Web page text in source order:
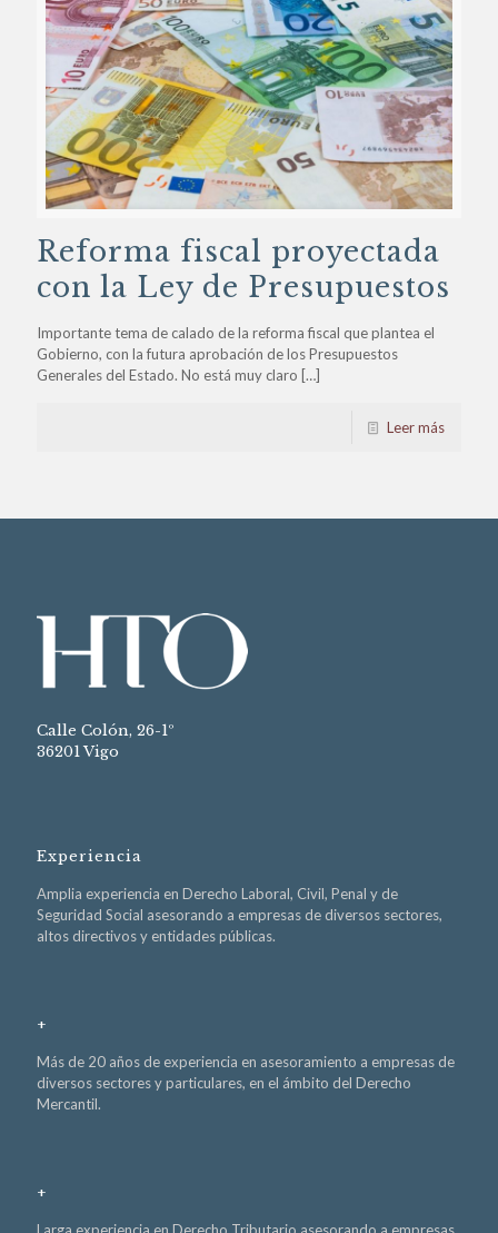
Reforma fiscal proyectada
con la Ley de Presupuestos
Importante tema de calado de la reforma fiscal que plantea el
Gobierno, con la futura aprobación de los Presupuestos
Generales del Estado. No está muy claro […]
Leer más
Calle Colón, 26-1º
36201 Vigo
Experiencia
Amplia experiencia en Derecho Laboral, Civil, Penal y de
Seguridad Social asesorando a empresas de diversos sectores,
altos directivos y entidades públicas.
+
Más de 20 años de experiencia en asesoramiento a empresas de
diversos sectores y particulares, en el ámbito del Derecho
Mercantil.
+